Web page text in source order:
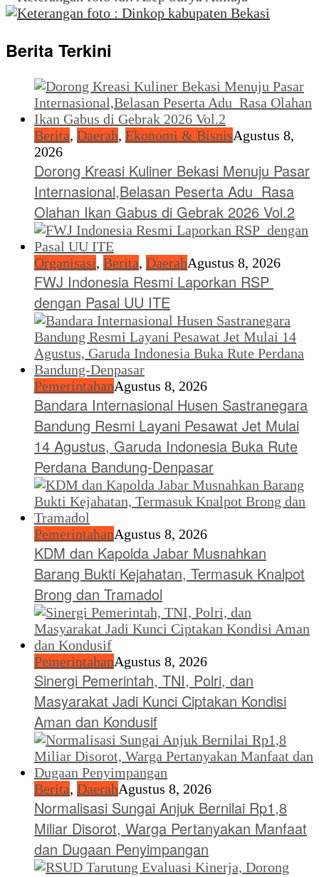
Berita Terkini
Berita, Daerah, Ekonomi & BisnisAgustus 8,
2026
Dorong Kreasi Kuliner Bekasi Menuju Pasar
Internasional,Belasan Peserta Adu Rasa
Olahan Ikan Gabus di Gebrak 2026 Vol.2
Organisasi, Berita, DaerahAgustus 8, 2026
FWJ Indonesia Resmi Laporkan RSP
dengan Pasal UU ITE
PemerintahanAgustus 8, 2026
Bandara Internasional Husen Sastranegara
Bandung Resmi Layani Pesawat Jet Mulai
14 Agustus, Garuda Indonesia Buka Rute
Perdana Bandung-Denpasar
PemerintahanAgustus 8, 2026
KDM dan Kapolda Jabar Musnahkan
Barang Bukti Kejahatan, Termasuk Knalpot
Brong dan Tramadol
PemerintahanAgustus 8, 2026
Sinergi Pemerintah, TNI, Polri, dan
Masyarakat Jadi Kunci Ciptakan Kondisi
Aman dan Kondusif
Berita, DaerahAgustus 8, 2026
Normalisasi Sungai Anjuk Bernilai Rp1,8
Miliar Disorot, Warga Pertanyakan Manfaat
dan Dugaan Penyimpangan